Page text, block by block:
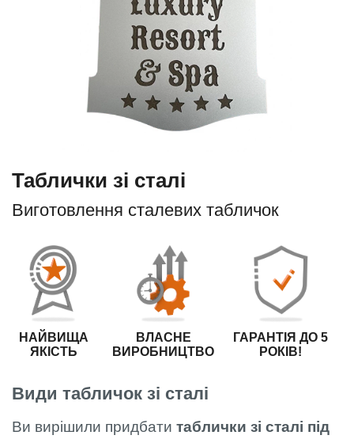
Таблички зі сталі
Виготовлення сталевих табличок
НАЙВИЩА
ЯКІСТЬ
ВЛАСНЕ
ВИРОБНИЦТВО
ГАРАНТІЯ ДО 5
РОКІВ!
Види табличок зі сталі
Ви вирішили придбати таблички зі сталі під